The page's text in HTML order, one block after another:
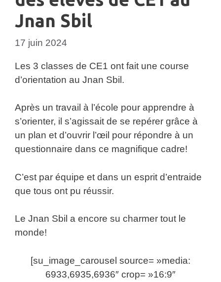
Jnan Sbil
17 juin 2024
Les 3 classes de CE1 ont fait une course
d’orientation au Jnan Sbil.
Après un travail à l’école pour apprendre à
s’orienter, il s’agissait de se repérer grâce à
un plan et d’ouvrir l’œil pour répondre à un
questionnaire dans ce magnifique cadre!
C’est par équipe et dans un esprit d’entraide
que tous ont pu réussir.
Le Jnan Sbil a encore su charmer tout le
monde!
[su_image_carousel source= »media:
6933,6935,6936″ crop= »16:9″